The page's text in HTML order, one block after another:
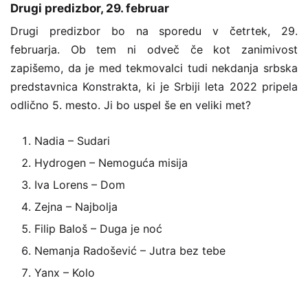
Drugi predizbor, 29. februar
Drugi predizbor bo na sporedu v četrtek, 29.
februarja. Ob tem ni odveč če kot zanimivost
zapišemo, da je med tekmovalci tudi nekdanja srbska
predstavnica Konstrakta, ki je Srbiji leta 2022 pripela
odlično 5. mesto. Ji bo uspel še en veliki met?
Nadia – Sudari
Hydrogen – Nemoguća misija
Iva Lorens – Dom
Zejna – Najbolja
Filip Baloš – Duga je noć
Nemanja Radošević – Jutra bez tebe
Yanx – Kolo